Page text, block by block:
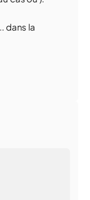
dans la